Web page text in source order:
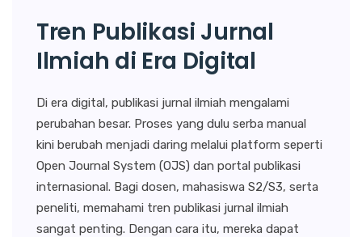
Tren Publikasi Jurnal
Ilmiah di Era Digital
Di era digital, publikasi jurnal ilmiah mengalami
perubahan besar. Proses yang dulu serba manual
kini berubah menjadi daring melalui platform seperti
Open Journal System (OJS) dan portal publikasi
internasional. Bagi dosen, mahasiswa S2/S3, serta
peneliti, memahami tren publikasi jurnal ilmiah
sangat penting. Dengan cara itu, mereka dapat